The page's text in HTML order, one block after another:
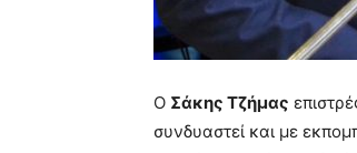
Ο Σάκης Τζήμας
συνδυαστεί και με